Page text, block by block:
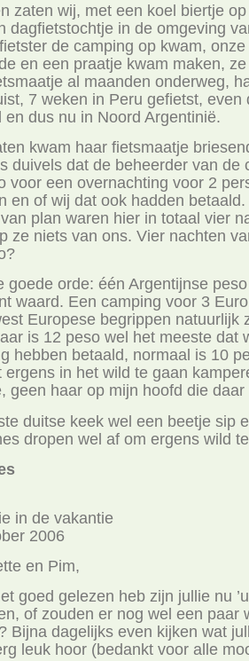
zaten wij, met een koel biertje
dagfietstochtje in de omgeving
de camping op kwam,
en een praatje kwam maken,
al maanden onderweg,
7 weken in Peru gefietst, even
en dus nu in Noord Argentinië.
kwam haar fietsmaatje
duivels dat de beheerder van de
voor een overnachting voor 2
en of wij dat ook hadden
plan waren hier in totaal vier
ze niets van ons. Vier nachten
goede orde: één Argentijnse
waard. Een camping voor 3
Europese begrippen natuurlijk
is 12 peso wel het meeste dat
hebben betaald, normaal is 10
ergens in het wild te gaan
geen haar op mijn hoofd die
duitse keek wel een beetje sip
dropen wel af om ergens wild
in de vakantie
2006
en Pim,
goed gelezen heb zijn jullie nu
of zouden er nog wel een paar
Bijna dagelijks even kijken wat
leuk hoor (bedankt voor alle